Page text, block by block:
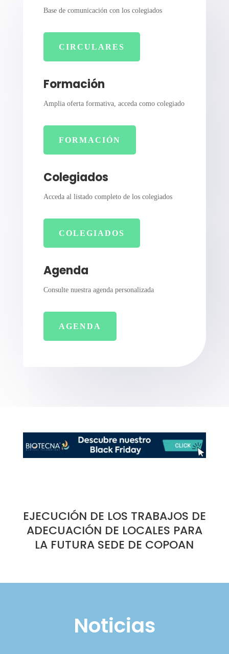
Base de comunicación con los colegiados
CIRCULARES
Formación
Amplia oferta formativa, acceda como colegiado
FORMACIÓN
Colegiados
Acceda al listado completo de los colegiados
COLEGIADOS
Agenda
Consulte nuestra agenda personalizada
AGENDA
EJECUCIÓN DE LOS TRABAJOS DE
ADECUACIÓN DE LOCALES PARA
LA FUTURA SEDE DE COPOAN
Noticias